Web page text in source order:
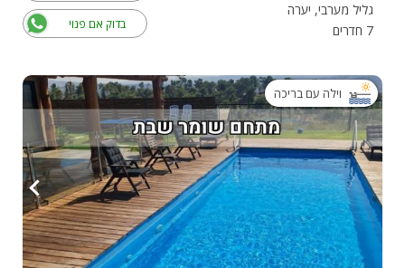
גליל מערבי, יערה
7 חדרים
בדוק אם פנוי
וילה עם בריכה